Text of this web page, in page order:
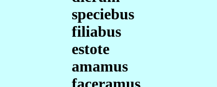
speciebus
filiabus
estote
amamus